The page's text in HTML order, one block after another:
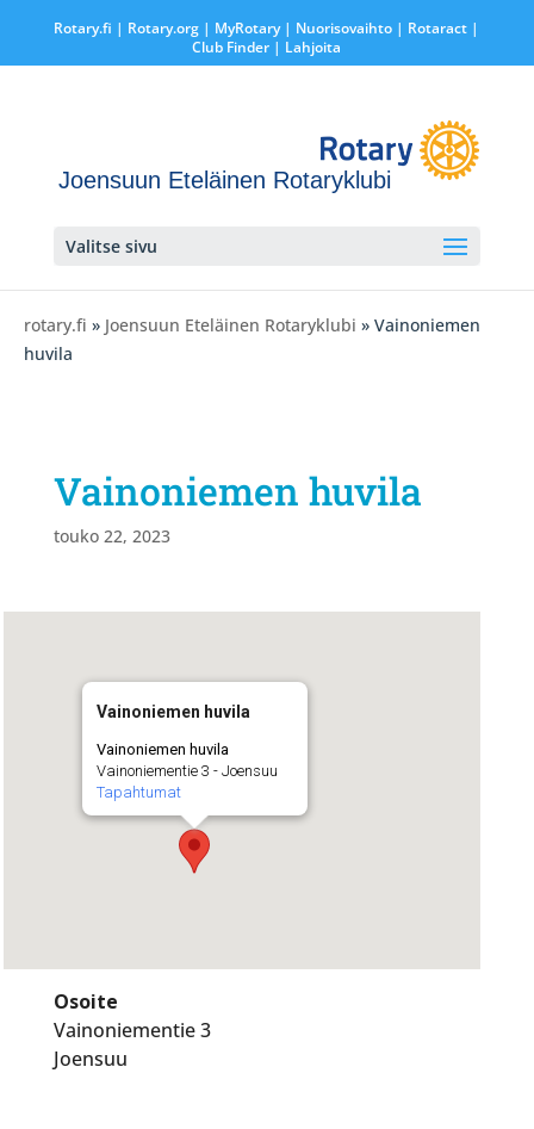
Rotary.fi | Rotary.org | MyRotary | Nuorisovaihto | Rotaract |
Club Finder | Lahjoita
Joensuun Eteläinen Rotaryklubi
Valitse sivu
rotary.fi » Joensuun Eteläinen Rotaryklubi » Vainoniemen
huvila
Vainoniemen huvila
touko 22, 2023
Vainoniemen huvila
Vainoniemen huvila
Vainoniementie 3 - Joensuu
Tapahtumat
Osoite
Vainoniementie 3
Joensuu